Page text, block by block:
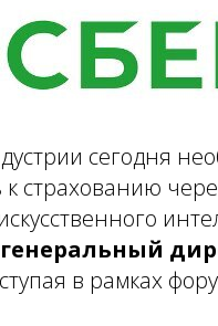
сегодня
к страхованию
в рамках